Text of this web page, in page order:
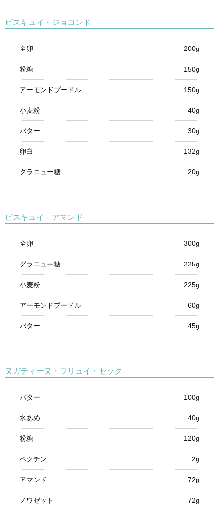
ビスキュイ・ジョコンド
全卵 200g
粉糖 150g
アーモンドプードル 150g
小麦粉 40g
バター 30g
卵白 132g
グラニュー糖 20g
ビスキュイ・アマンド
全卵 300g
グラニュー糖 225g
小麦粉 225g
アーモンドプードル 60g
バター 45g
ヌガティーヌ・フリュイ・セック
バター 100g
水あめ 40g
粉糖 120g
ペクチン 2g
アマンド 72g
ノワゼット 72g